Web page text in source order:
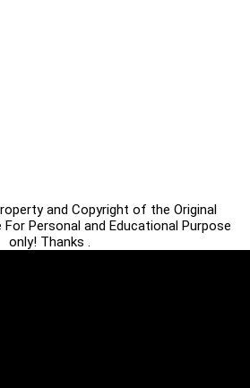
and Copyright of the Original
For Personal and Educational Purpose
only! Thanks .